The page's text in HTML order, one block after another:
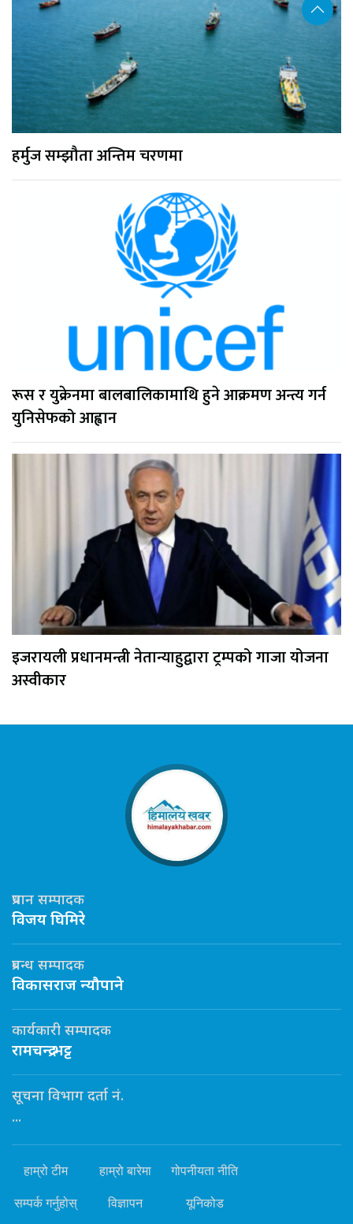
हर्मुज सम्झौता अन्तिम चरणमा
रूस र युक्रेनमा बालबालिकामाथि हुने आक्रमण अन्त्य गर्न
युनिसेफको आह्वान
इजरायली प्रधानमन्त्री नेतान्याहुद्वारा ट्रम्पको गाजा योजना
अस्वीकार
प्रधान सम्पादक
विजय घिमिरे
प्रबन्ध सम्पादक
विकासराज न्यौपाने
कार्यकारी सम्पादक
रामचन्द्र भट्ट
सूचना विभाग दर्ता नं.
...
हाम्रो टीम हाम्रो बारेमा गोपनीयता नीति
सम्पर्क गर्नुहोस् विज्ञापन यूनिकोड